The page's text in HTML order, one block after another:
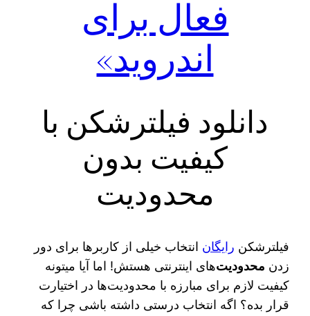
فعال برای
اندروید»
دانلود فیلترشکن با
کیفیت بدون
محدودیت
فیلترشکن رایگان انتخاب خیلی از کاربرها برای دور
زدن محدودیت‌های اینترنتی هستش! اما آیا میتونه
کیفیت لازم برای مبارزه با محدودیت‌ها در اختیارت
قرار بده؟ اگه انتخاب درستی داشته باشی چرا که